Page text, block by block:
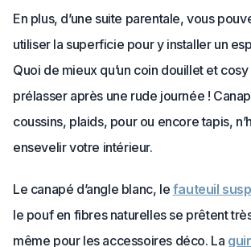
En plus, d’une suite parentale, vous
utiliser la superficie pour y installer un
Quoi de mieux qu’un coin douillet et
prélasser après une rude journée !
coussins, plaids, pour ou encore tapis,
ensevelir votre intérieur.
Le canapé d’angle blanc, le fauteuil
le pouf en fibres naturelles se prêtent
même pour les accessoires déco. La